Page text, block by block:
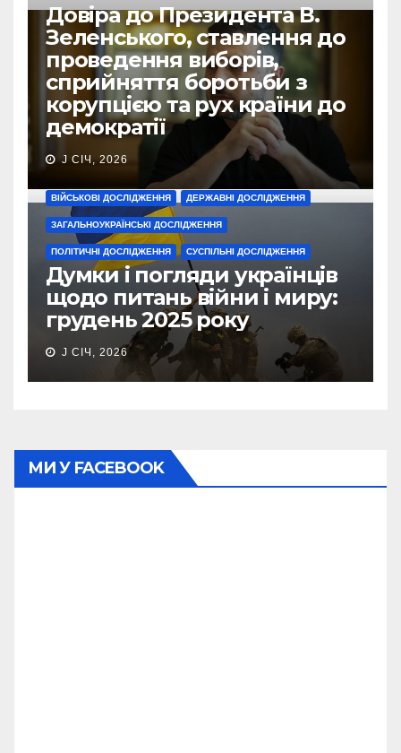
Довіра до Президента В.
Зеленського, ставлення до
проведення виборів,
сприйняття боротьби з
корупцією та рух країни до
демократії
J СІЧ, 2026
ВІЙСЬКОВІ ДОСЛІДЖЕННЯ ДЕРЖАВНІ ДОСЛІДЖЕННЯ
ЗАГАЛЬНОУКРАЇНСЬКІ ДОСЛІДЖЕННЯ
ПОЛІТИЧНІ ДОСЛІДЖЕННЯ СУСПІЛЬНІ ДОСЛІДЖЕННЯ
Думки і погляди українців
щодо питань війни і миру:
грудень 2025 року
J СІЧ, 2026
МИ У FACEBOOK